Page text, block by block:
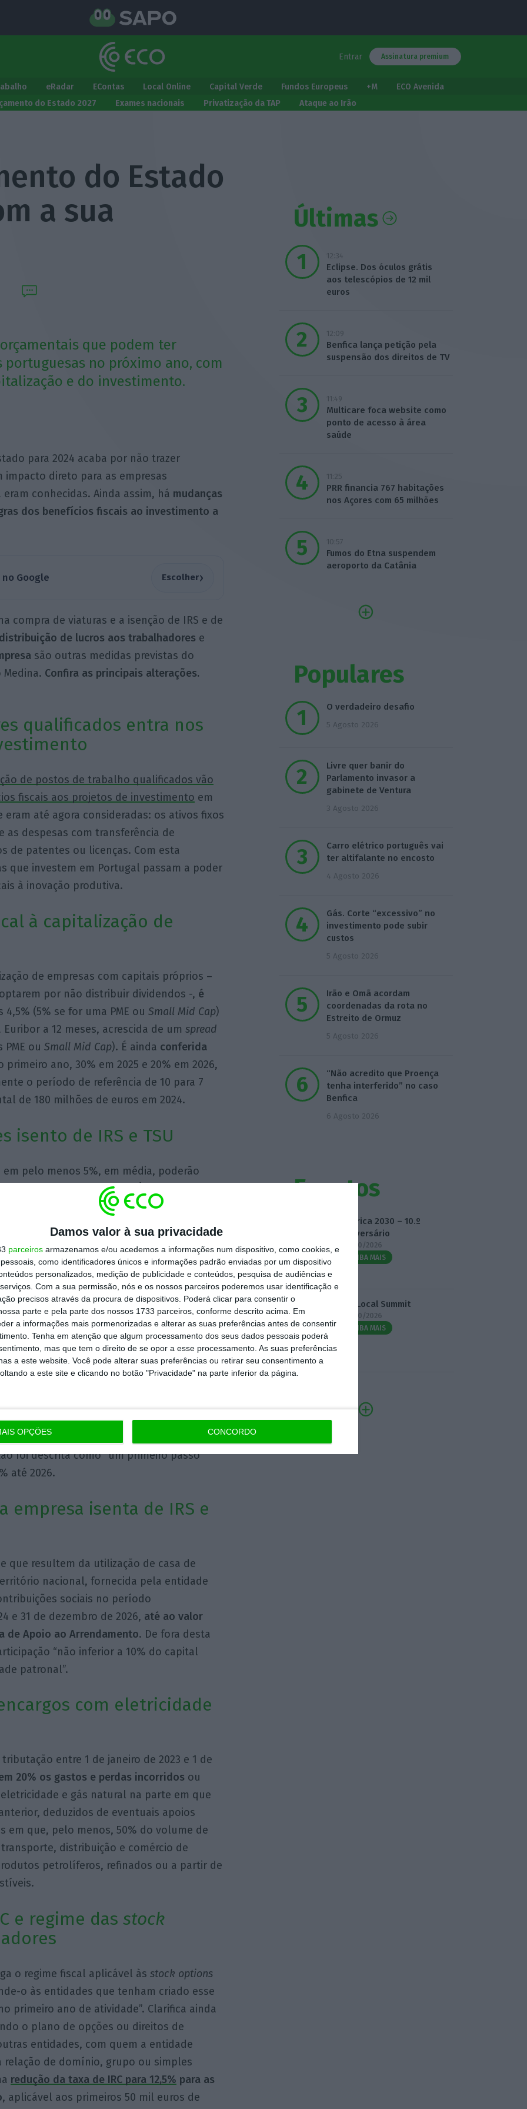
Damos valor à sua privacidade
parceiros armazenamos e/ou acedemos a informações num dispositivo, como cookies, e
como identificadores únicos e informações padrão enviadas por um dispositivo
personalizados, medição de publicidade e conteúdos, pesquisa de audiências e
Com a sua permissão, nós e os nossos parceiros poderemos usar identificação e
precisos através da procura de dispositivos. Poderá clicar para consentir o
parte e pela parte dos nossos 1733 parceiros, conforme descrito acima. Em
a informações mais pormenorizadas e alterar as suas preferências antes de consentir
Tenha em atenção que algum processamento dos seus dados pessoais poderá
mas que tem o direito de se opor a esse processamento. As suas preferências
a este website. Você pode alterar suas preferências ou retirar seu consentimento a
a este site e clicando no botão "Privacidade" na parte inferior da página.
OPÇÕES CONCORDO
Entrar Assinatura premium
eRadar EContas Local Online Capital Verde Fundos Europeus +M
ECO Avenida
do Estado 2027 Exames nacionais Privatização da TAP Ataque ao Irão
do Estado
a sua
que podem ter
no próximo ano, com
e do investimento.
para 2024 acaba por não trazer
impacto direto para as empresas
conhecidas. Ainda assim, há mudanças
dos benefícios fiscais ao investimento a
Google Escolher›
compra de viaturas e a isenção de IRS e de
distribuição de lucros aos trabalhadores e
são outras medidas previstas do
Confira as principais alterações.
qualificados entra nos
de postos de trabalho qualificados vão
fiscais aos projetos de investimento em
até agora consideradas: os ativos fixos
despesas com transferência de
de patentes ou licenças. Com esta
que investem em Portugal passam a poder
à inovação produtiva.
à capitalização de
de empresas com capitais próprios –
por não distribuir dividendos -, é
4,5% (5% se for uma PME ou Small Mid Cap)
a 12 meses, acrescida de um spread
ou Small Mid Cap). É ainda conferida
primeiro ano, 30% em 2025 e 20% em 2026,
o período de referência de 10 para 7
de 180 milhões de euros em 2024.
isento de IRS e TSU
pelo menos 5%, em média, poderão
de IRS e de Taxa Social Única (TSU)
do salário base do
orçamental para o próximo ano, esses
para o cálculo do IRS, pois “são
da taxa aplicável aos restantes
autónomas na compra de
às viaturas ligeiras de passageiros e de
de 10% para 8,5%
baixa de 27,5% para 25,5%; e a que até
que custa mais de 35.000 euros, é reduzida
foi descrita como “um primeiro passo”
até 2026.
empresa isenta de IRS e
que resultem da utilização de casa de
nacional, fornecida pela entidade
sociais no período
e 31 de dezembro de 2026, até ao valor
de Apoio ao Arrendamento. De fora desta
“não inferior a 10% do capital
patronal”.
com eletricidade
entre 1 de janeiro de 2023 e 1 de
20% os gastos e perdas incorridos ou
e gás natural na parte em que
deduzidos de eventuais apoios
em que, pelo menos, 50% do volume de
distribuição e comércio de
petrolíferos, refinados ou a partir de
e regime das stock
o regime fiscal aplicável às stock options
o às entidades que tenham criado esse
primeiro ano de atividade”. Clarifica ainda
o plano de opções ou direitos de
entidades, com quem a entidade
de domínio, grupo ou simples
redução da taxa de IRC para 12,5% para as
, aplicável aos primeiros 50 mil euros de
Últimas
12:34
Eclipse. Dos óculos grátis
aos telescópios de 12 mil
euros
12:09
Benfica lança petição pela
suspensão dos direitos de TV
11:49
Multicare foca website como
ponto de acesso à área
saúde
11:25
PRR financia 767 habitações
nos Açores com 65 milhões
10:57
Fumos do Etna suspendem
aeroporto da Catânia
Populares
O verdadeiro desafio
5 Agosto 2026
Livre quer banir do
Parlamento invasor a
gabinete de Ventura
3 Agosto 2026
Carro elétrico português vai
ter altifalante no encosto
4 Agosto 2026
Gás. Corte “excessivo” no
investimento pode subir
custos
5 Agosto 2026
Irão e Omã acordam
coordenadas da rota no
Estreito de Ormuz
5 Agosto 2026
“Não acredito que Proença
tenha interferido” no caso
Benfica
6 Agosto 2026
Eventos
Fábrica 2030 – 10.º
Aniversário
14/10/2026
SAIBA MAIS
3.º Local Summit
07/10/2026
SAIBA MAIS